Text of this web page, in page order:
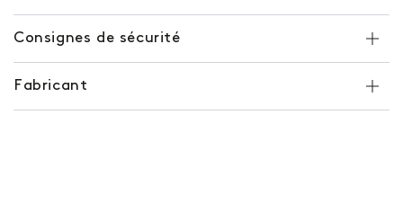
Consignes de sécurité
Fabricant